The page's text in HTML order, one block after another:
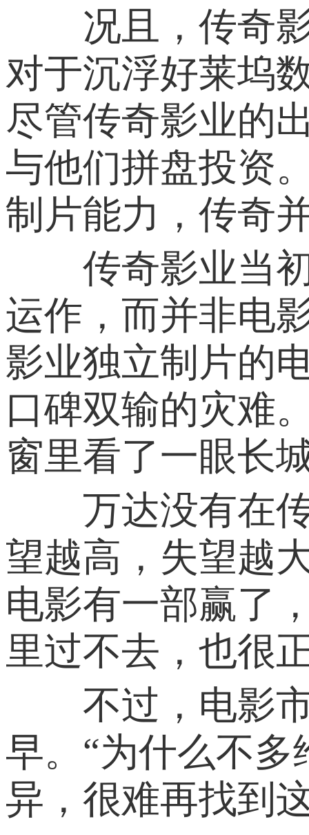
况且，传奇影
对于沉浮好莱坞
尽管传奇影业的
与他们拼盘投资
制片能力，传奇
传奇影业当初
运作，而并非电
影业独立制片的
口碑双输的灾难
窗里看了一眼长
万达没有在传
望越高，失望越
电影有一部赢了
里过不去，也很
不过，电影市
早。“为什么不
异，很难再找到